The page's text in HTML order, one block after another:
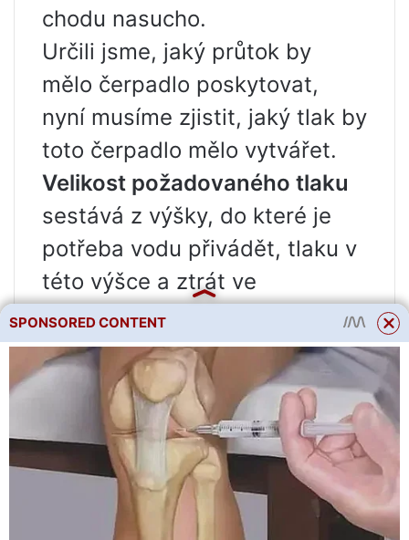
chodu nasucho.
Určili jsme, jaký průtok by
mělo čerpadlo poskytovat,
nyní musíme zjistit, jaký tlak by
toto čerpadlo mělo vytvářet.
Velikost požadovaného tlaku
sestává z výšky, do které je
potřeba vodu přivádět, tlaku v
této výšce a ztrát ve
vodorovných úsecích potrubí.
Deset vertikálních metrů
vodního sloupce odpovídá
jedné atmosféře. Každých
deset metrů vodorovného
úseku mezi odběrným místem
vody a studnou přibližně
SPONSORED CONTENT